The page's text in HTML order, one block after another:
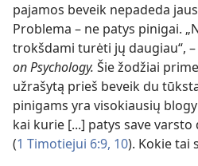
pajamos beveik nepadeda
Problema – ne patys pinigai.
trokšdami turėti jų daugiau“,
on Psychology. Šie žodžiai
užrašytą prieš beveik du
pinigams yra visokiausių
kai kurie [...] patys save varsto
(1 Timotiejui 6:9, 10). Kokie tai